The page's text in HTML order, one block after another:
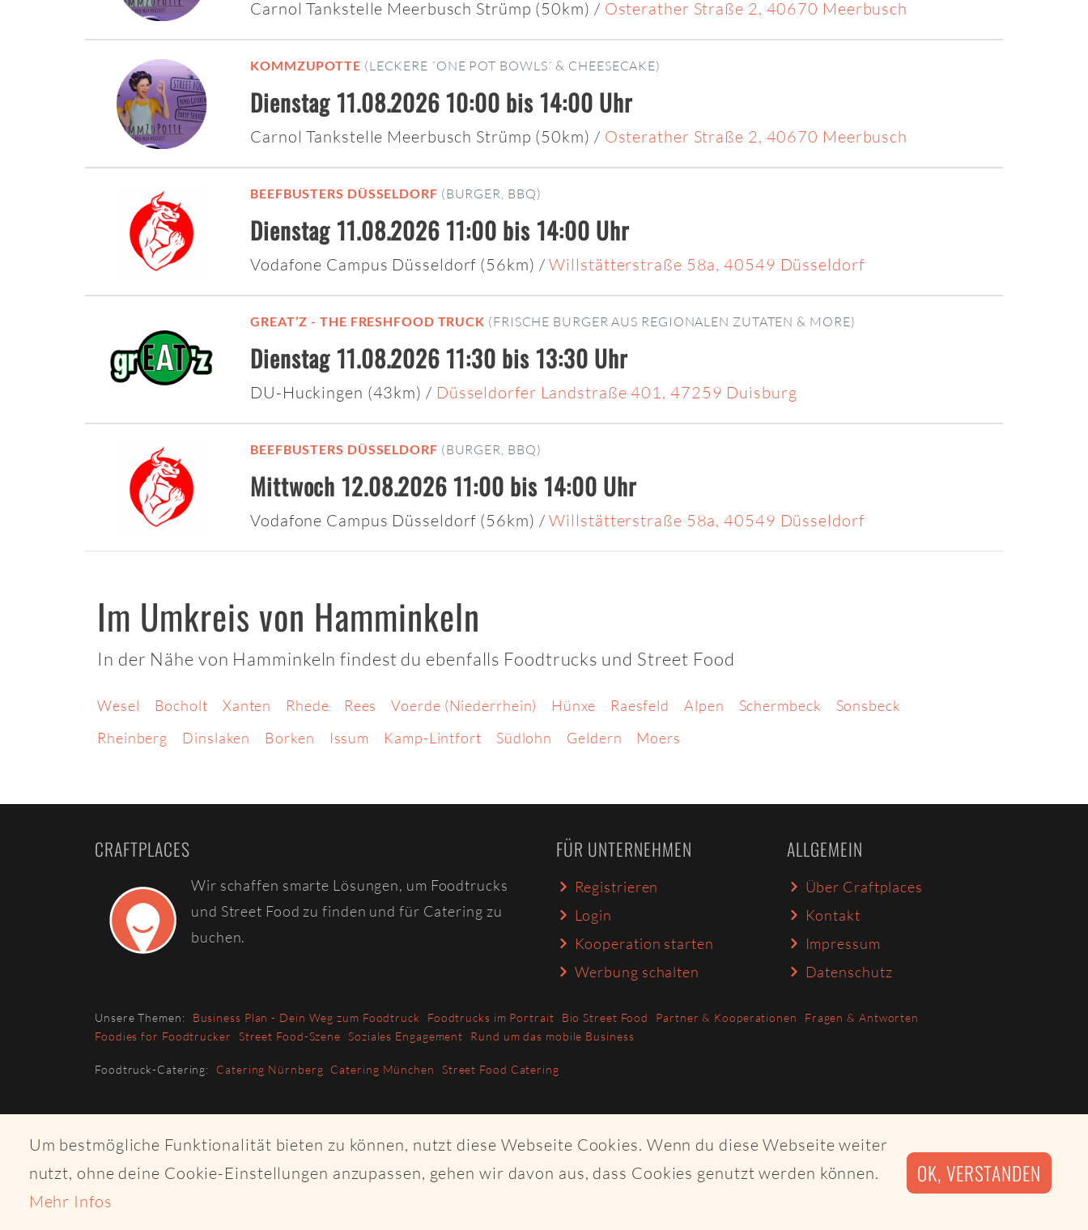
Um bestmögliche Funktionalität bieten zu können, nutzt diese Webseite Cookies. Wenn du diese Webseite weiter
nutzt, ohne deine Cookie-Einstellungen anzupassen, gehen wir davon aus, dass Cookies genutzt werden können.
Mehr Infos
OK, VERSTANDEN
Carnol Tankstelle Meerbusch Strümp (50km) / Osterather Straße 2, 40670 Meerbusch
KOMMZUPOTTE (LECKERE ´ONE POT BOWLS´ & CHEESECAKE)
Dienstag 11.08.2026 10:00 bis 14:00 Uhr
Carnol Tankstelle Meerbusch Strümp (50km) / Osterather Straße 2, 40670 Meerbusch
BEEFBUSTERS DÜSSELDORF (BURGER, BBQ)
Dienstag 11.08.2026 11:00 bis 14:00 Uhr
Vodafone Campus Düsseldorf (56km) / Willstätterstraße 58a, 40549 Düsseldorf
GREAT’Z - THE FRESHFOOD TRUCK (FRISCHE BURGER AUS REGIONALEN ZUTATEN & MORE)
Dienstag 11.08.2026 11:30 bis 13:30 Uhr
DU-Huckingen (43km) / Düsseldorfer Landstraße 401, 47259 Duisburg
BEEFBUSTERS DÜSSELDORF (BURGER, BBQ)
Mittwoch 12.08.2026 11:00 bis 14:00 Uhr
Vodafone Campus Düsseldorf (56km) / Willstätterstraße 58a, 40549 Düsseldorf
Im Umkreis von Hamminkeln
In der Nähe von Hamminkeln findest du ebenfalls Foodtrucks und Street Food
Wesel Bocholt Xanten Rhede Rees Voerde (Niederrhein) Hünxe Raesfeld Alpen Schermbeck
Sonsbeck
Rheinberg
Dinslaken Borken Issum Kamp-Lintfort Südlohn Geldern Moers
CRAFTPLACES
Wir schaffen smarte Lösungen, um Foodtrucks
und Street Food zu finden und für Catering zu
buchen.
FÜR UNTERNEHMEN
Registrieren
Login
Kooperation starten
Werbung schalten
ALLGEMEIN
Über Craftplaces
Kontakt
Impressum
Datenschutz
Unsere Themen: Business Plan - Dein Weg zum Foodtruck Foodtrucks im Portrait Bio Street Food Partner & Kooperationen
Fragen & Antworten
Foodies for Foodtrucker
Street Food-Szene Soziales Engagement Rund um das mobile Business
Foodtruck-Catering: Catering Nürnberg Catering München Street Food Catering